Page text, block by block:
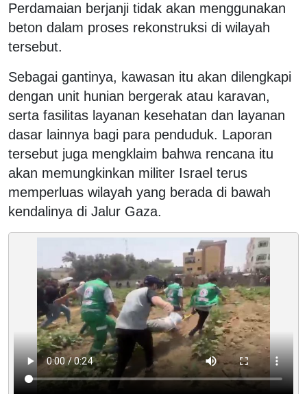
Perdamaian berjanji tidak akan menggunakan
beton dalam proses rekonstruksi di wilayah
tersebut.
Sebagai gantinya, kawasan itu akan dilengkapi
dengan unit hunian bergerak atau karavan,
serta fasilitas layanan kesehatan dan layanan
dasar lainnya bagi para penduduk. Laporan
tersebut juga mengklaim bahwa rencana itu
akan memungkinkan militer Israel terus
memperluas wilayah yang berada di bawah
kendalinya di Jalur Gaza.